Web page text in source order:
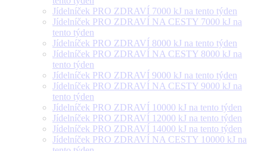
Jídelníček PRO ZDRAVÍ 7000 kJ na tento týden
Jídelníček PRO ZDRAVÍ NA CESTY 7000 kJ na
tento týden
Jídelníček PRO ZDRAVÍ 8000 kJ na tento týden
Jídelníček PRO ZDRAVÍ NA CESTY 8000 kJ na
tento týden
Jídelníček PRO ZDRAVÍ 9000 kJ na tento týden
Jídelníček PRO ZDRAVÍ NA CESTY 9000 kJ na
tento týden
Jídelníček PRO ZDRAVÍ 10000 kJ na tento týden
Jídelníček PRO ZDRAVÍ 12000 kJ na tento týden
Jídelníček PRO ZDRAVÍ 14000 kJ na tento týden
Jídelníček PRO ZDRAVÍ NA CESTY 10000 kJ na